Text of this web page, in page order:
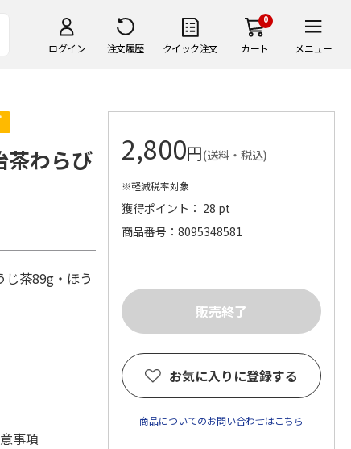
ログイン 注文履歴 クイック注文
0
カート メニュー
わらび
茶89g・ほう
事項
2,800円(送料・税込)
※軽減税率対象
獲得ポイント： 28 pt
商品番号
8095348581
お気に入りに登録する
商品についてのお問い合わせはこちら